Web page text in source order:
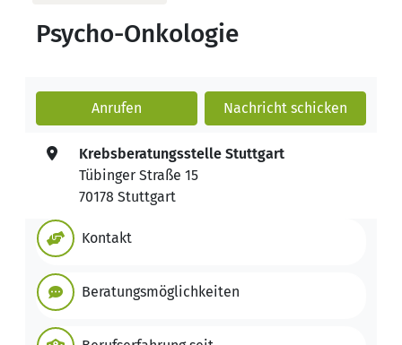
Psycho-Onkologie
Anrufen Nachricht schicken
Krebsberatungsstelle Stuttgart
Tübinger Straße 15
70178 Stuttgart
Kontakt
Beratungsmöglichkeiten